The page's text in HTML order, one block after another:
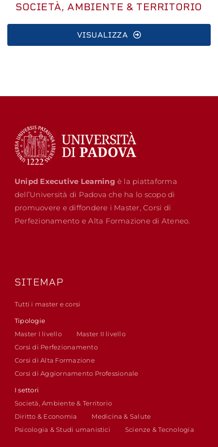
SOCIETÀ, AMBIENTE & TERRITORIO
VISUALIZZA
Unipd Executive Learning è la piattaforma
dell’Università di Padova che ha lo scopo di
promuovere e diffondere i Master, Corsi di
Perfezionamento e Alta Formazione di Ateneo.
SITEMAP
Tutti i master e corsi
Tipologie
Master I livello
Master II livello
Corsi di Perfezionamento
Corsi di Alta Formazione
Corsi di Aggiornamento Professionale
I settori
Società, Ambiente & Territorio
Diritto & Economia
Medicina & Salute
Psicologia & Studi umanistici
Scienze & Tecnologia